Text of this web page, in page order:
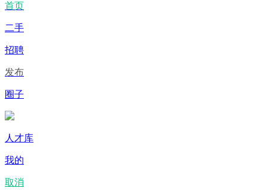
首页
二手
招聘
发布
圈子
人才库
我的
取消